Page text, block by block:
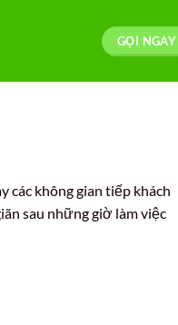
GỌI NGAY
các không gian tiếp khách
sau những giờ làm việc